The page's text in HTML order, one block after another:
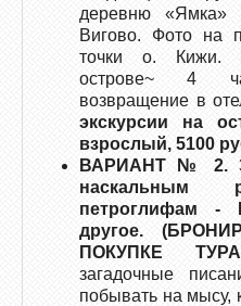
деревню «Ямка»
Вигово. Фото на
точки о. Кижи.
острове~ 4
возвращение в
экскурсии на
взрослый, 5100
ВАРИАНТ № 2.
наскальным
петроглифам -
другое.
ПОКУПКЕ
загадочные
побывать на мысу,